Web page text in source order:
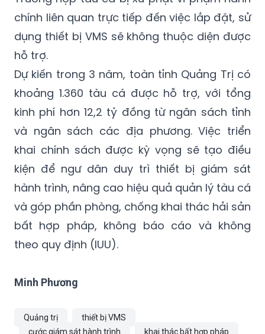
dụng thiết bị VMS sẽ không thuộc diện được
hỗ trợ.
Dự kiến trong 3 năm, toàn tỉnh Quảng Trị có
khoảng 1.360 tàu cá được hỗ trợ, với tổng
kinh phí hơn 12,2 tỷ đồng từ ngân sách tỉnh
và ngân sách các địa phương. Việc triển
khai chính sách được kỳ vọng sẽ tạo điều
kiện để ngư dân duy trì thiết bị giám sát
hành trình, nâng cao hiệu quả quản lý tàu cá
và góp phần phòng, chống khai thác hải sản
bất hợp pháp, không báo cáo và không
theo quy định (IUU).
Minh Phương
Quảng trị
Ngư dân Quảng Trị
Chính sách ngư nghiệp
khai thác IUU